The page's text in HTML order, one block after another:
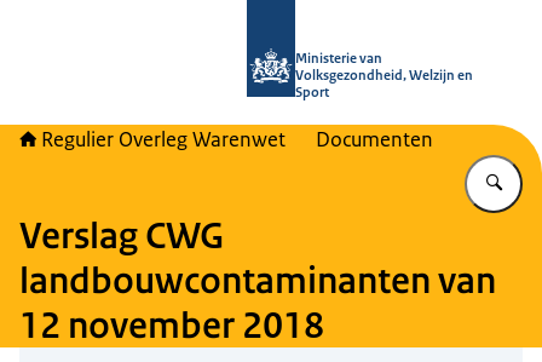
Ministerie van
Volksgezondheid, Welzijn en
Sport
Regulier Overleg Warenwet Documenten
Verslag CWG
landbouwcontaminanten van
12 november 2018